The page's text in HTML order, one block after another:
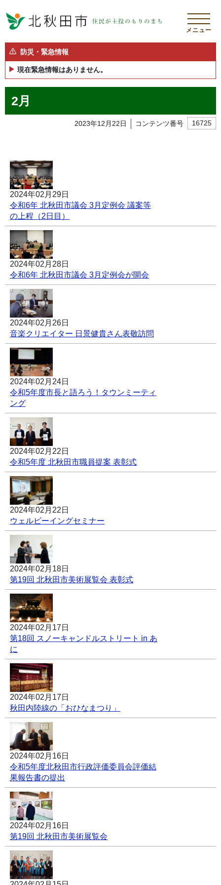
メニュー
防災・緊急情報
現在緊急情報はありません。
2月
2023年12月22日 コンテンツ番号 16725
2024年02月29日
令和6年 北秋田市議会 3月定例会 議案等
の上程（2日目）
2024年02月28日
令和6年 北秋田市議会 3月定例会が開会
2024年02月26日
音楽クリエイター 日景健貴さん表敬訪問
2024年02月24日
令和5年度市長と語ろう！タウンミーティ
ング
2024年02月22日
令和5年度 北秋田市職員提案 表彰式
2024年02月22日
ウェルビーイングセミナー
2024年02月18日
第19回 北秋田市美術展覧会 表彰式
2024年02月17日
第18回 スノーキャンドルストリート in あ
に
2024年02月17日
秋田内陸線の「おひなまつり」
2024年02月16日
令和5年度北秋田市行政評価委員会評価結
果報告書の提出
2024年02月16日
第19回 北秋田市美術展覧会